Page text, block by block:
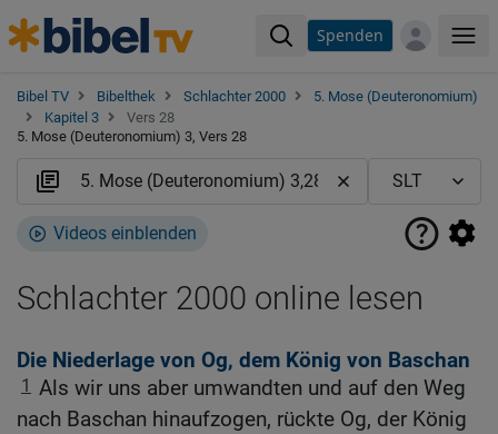
Spenden
Bibel TV Bibelthek Schlachter 2000
5. Mose (Deuteronomium)
Kapitel 3
Vers 28
5. Mose (Deuteronomium) 3, Vers 28
Videos einblenden
Schlachter 2000 online lesen
Die Niederlage von Og, dem König von Baschan
1 Als wir uns aber umwandten und auf den Weg
nach Baschan hinaufzogen, rückte Og, der König